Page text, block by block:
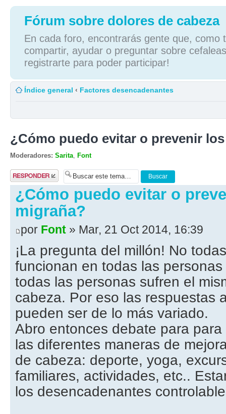
Fórum sobre dolores de cabeza
En cada foro, encontrarás gente que, como
compartir, ayudar o preguntar sobre
registrarte para poder participar!
Índice general ‹ Factores desencadenantes
¿Cómo puedo evitar o prevenir
Moderadores: Sarita Font
Publicar una
respuesta
¿Cómo puedo evitar o
migraña?
por Font » Mar, 21 Oct 2014, 16:39
¡La pregunta del millón! No
funcionan en todas las
todas las personas sufren el
cabeza. Por eso las respuestas
pueden ser de lo más variado.
Abro entonces debate para
las diferentes maneras de
de cabeza: deporte, yoga,
familiares, actividades, etc..
los desencadenantes